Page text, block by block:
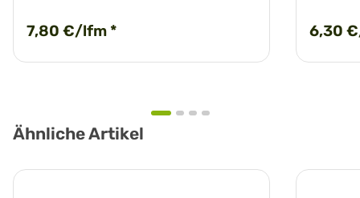
7,80 €/lfm * 6,30
Ähnliche Artikel